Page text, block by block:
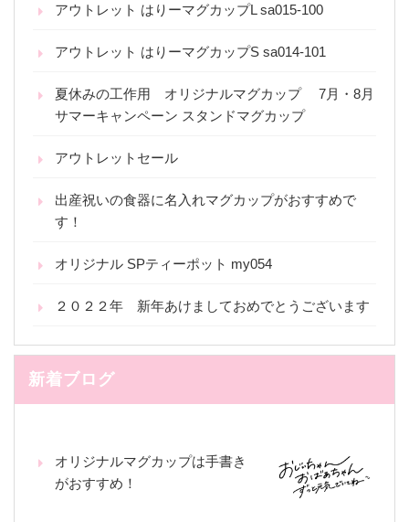
アウトレット はりーマグカップL sa015-100
アウトレット はりーマグカップS sa014-101
夏休みの工作用 オリジナルマグカップ 7月・8月
サマーキャンペーン スタンドマグカップ
アウトレットセール
出産祝いの食器に名入れマグカップがおすすめで
す！
オリジナル SPティーポット my054
２０２２年 新年あけましておめでとうございます
新着ブログ
オリジナルマグカップは手書き
がおすすめ！